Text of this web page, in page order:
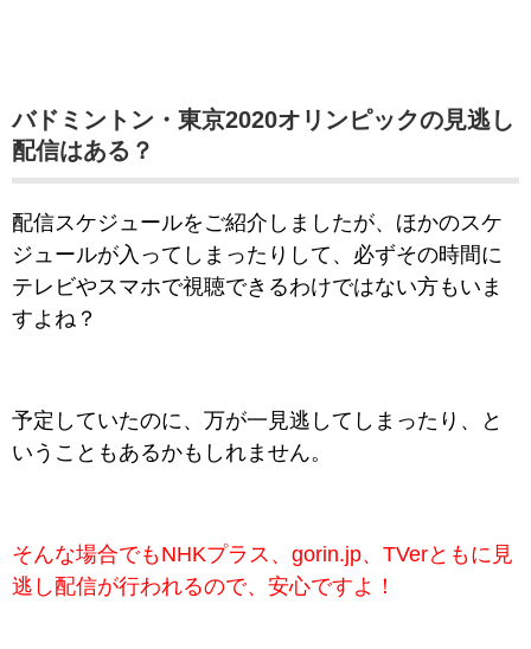
バドミントン・東京2020オリンピックの見逃し
配信はある？
配信スケジュールをご紹介しましたが、ほかのスケ
ジュールが入ってしまったりして、必ずその時間に
テレビやスマホで視聴できるわけではない方もいま
すよね？
予定していたのに、万が一見逃してしまったり、と
いうこともあるかもしれません。
そんな場合でもNHKプラス、gorin.jp、TVerともに見
逃し配信が行われるので、安心ですよ！